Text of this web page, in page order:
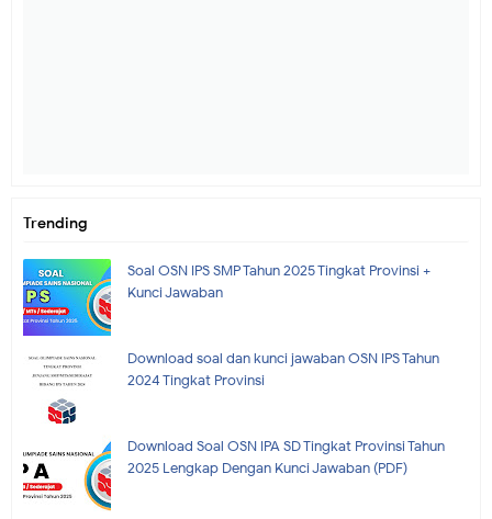
Trending
Soal OSN IPS SMP Tahun 2025 Tingkat Provinsi +
Kunci Jawaban
Download soal dan kunci jawaban OSN IPS Tahun
2024 Tingkat Provinsi
Download Soal OSN IPA SD Tingkat Provinsi Tahun
2025 Lengkap Dengan Kunci Jawaban (PDF)